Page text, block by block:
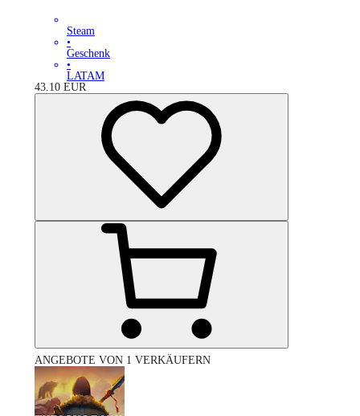
Steam
•
Geschenk
•
LATAM
43.10 EUR
ANGEBOTE VON 1 VERKÄUFERN